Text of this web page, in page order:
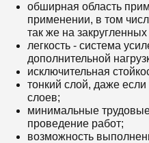
обширная область
применении, в том
так же на
легкость - система
дополнительной
исключительная
тонкий слой, даже если
слоев;
минимальные
проведение работ;
возможность